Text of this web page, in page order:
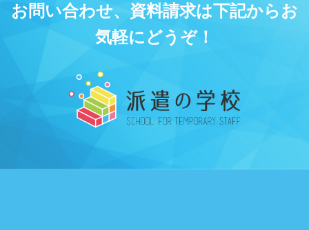
お問い合わせ、資料請求は下記からお
気軽にどうぞ！